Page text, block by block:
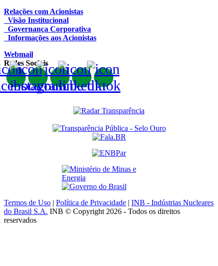
Relações com Acionistas
Visão Institucional
Governança Corporativa
Informações aos Acionistas
Webmail
Redes Sociais
Termos de Uso | Política de Privacidade | INB - Indústrias Nucleares
do Brasil S.A. INB © Copyright 2026 - Todos os direitos
reservados